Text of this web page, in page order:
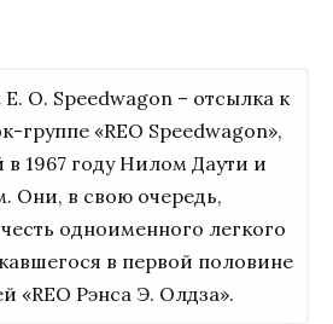
O. Speedwagon – отсылка к
группе «REO Speedwagon»,
1967 году Нилом Даути и
Они, в свою очередь,
одноименного легкого
в первой половине
«REO Рэнса Э. Олдза».